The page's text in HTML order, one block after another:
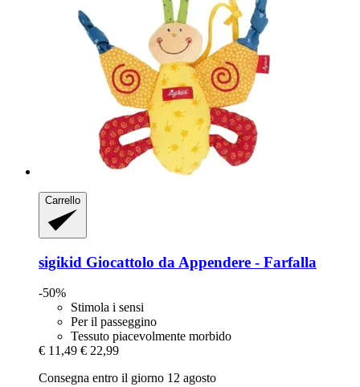
Carrello
sigikid Giocattolo da Appendere -​ Farfalla
-50%
Stimola i sensi
Per il passeggino
Tessuto piacevolmente morbido
€ 11,49 € 22,99
Consegna entro il giorno 12 agosto